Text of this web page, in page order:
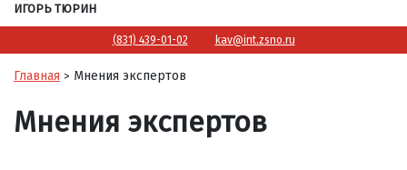
ИГОРЬ ТЮРИН
(831) 439-01-02 kav@int.zsno.ru
Главная > Мнения экспертов
Мнения экспертов